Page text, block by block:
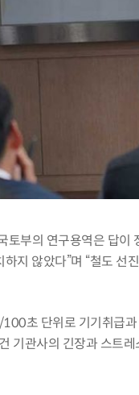
토부의 연구용역은 답이
하지 않았다”며 “철도 선
100초 단위로 기기취급
기관사의 긴장과 스트레